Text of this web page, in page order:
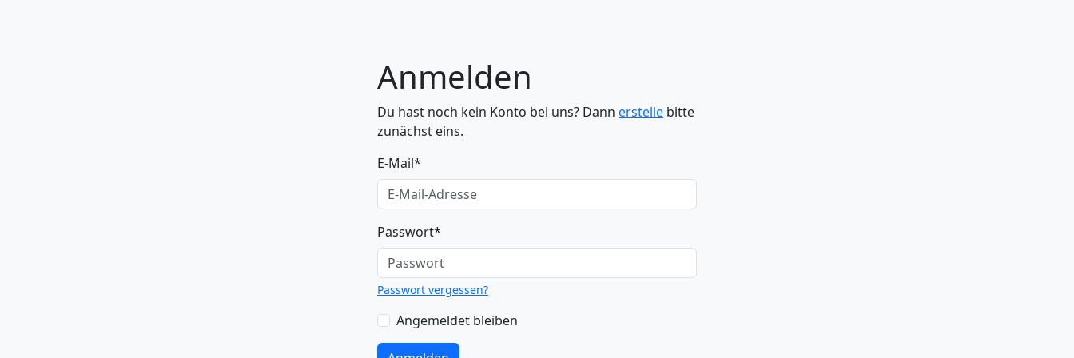
Anmelden
Du hast noch kein Konto bei uns? Dann erstelle bitte
zunächst eins.
E-Mail*
Passwort*
Passwort vergessen?
Angemeldet bleiben